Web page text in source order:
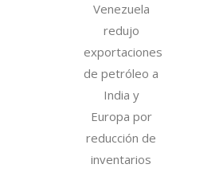
Venezuela
redujo
exportaciones
de petróleo a
India y
Europa por
reducción de
inventarios